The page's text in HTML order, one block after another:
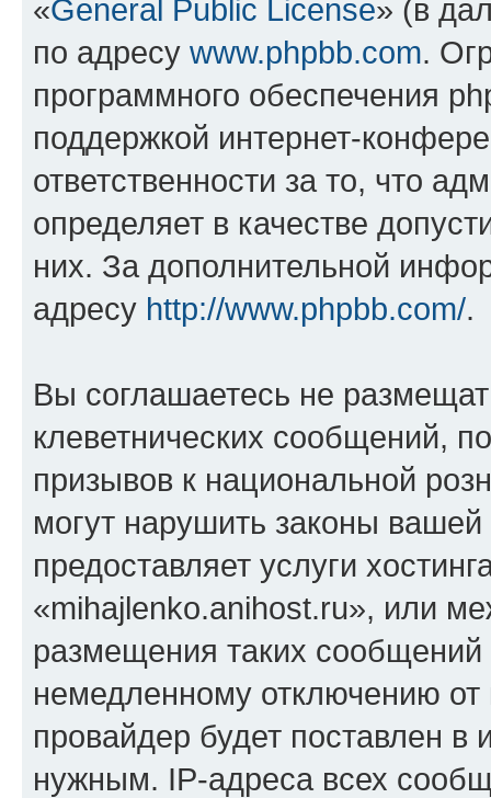
«General Public License» (в
по адресу www.phpbb.com.
программного обеспечения
поддержкой интернет-
ответственности за то, что
определяет в качестве
них. За дополнительной
адресу http://www.phpbb.com/.
Вы соглашаетесь не
клеветнических сообщений,
призывов к национальной
могут нарушить законы
предоставляет услуги
«mihajlenko.anihost.ru», или
размещения таких
немедленному отключению
провайдер будет поставлен в
нужным. IP-адреса всех